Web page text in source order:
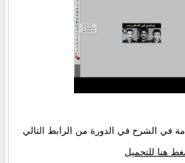
في الشرح في الدورة من الرابط التالي
هنا للتحميل